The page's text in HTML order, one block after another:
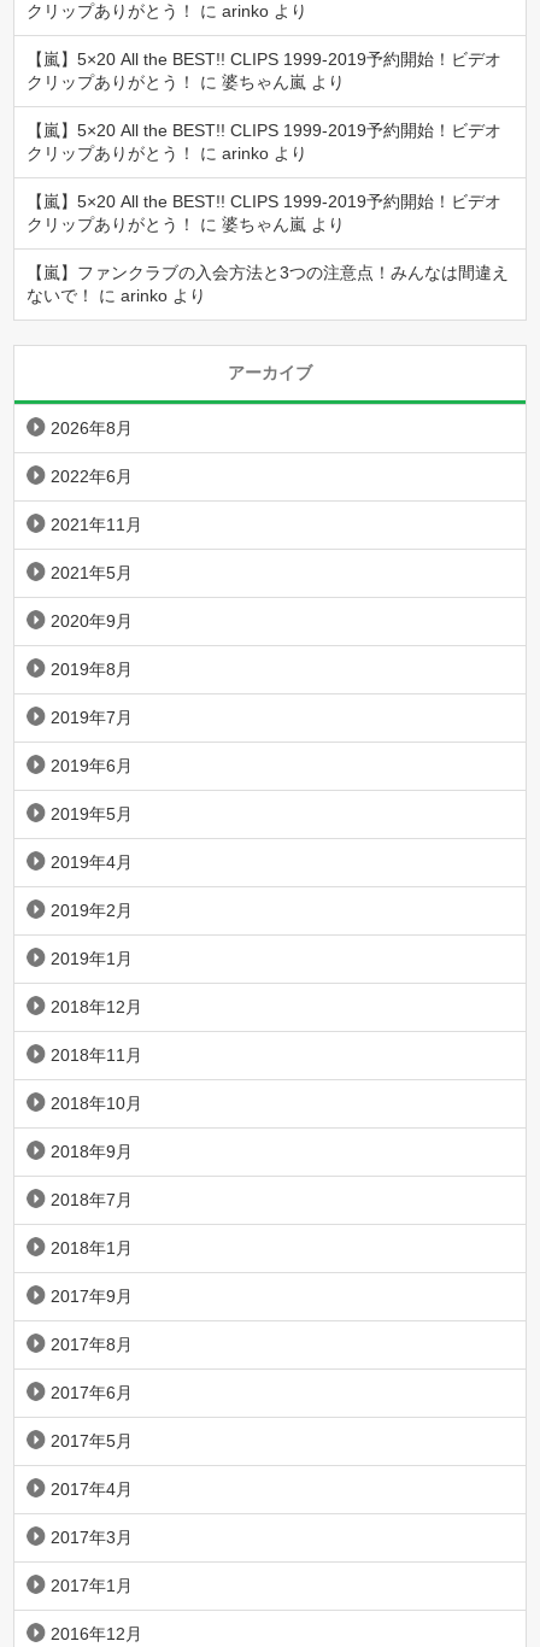
クリップありがとう！
にarinko より
【嵐】5×20 All the BEST!! CLIPS 1999-2019予約開始！ビデオ
クリップありがとう！
に婆ちゃん嵐 より
【嵐】5×20 All the BEST!! CLIPS 1999-2019予約開始！ビデオ
クリップありがとう！
にarinko より
【嵐】5×20 All the BEST!! CLIPS 1999-2019予約開始！ビデオ
クリップありがとう！
に婆ちゃん嵐 より
【嵐】ファンクラブの入会方法と3つの注意点！みんなは間違え
ないで！
にarinko より
アーカイブ
2026年8月
2022年6月
2021年11月
2021年5月
2020年9月
2019年8月
2019年7月
2019年6月
2019年5月
2019年4月
2019年2月
2019年1月
2018年12月
2018年11月
2018年10月
2018年9月
2018年7月
2018年1月
2017年9月
2017年8月
2017年6月
2017年5月
2017年4月
2017年3月
2017年1月
2016年12月